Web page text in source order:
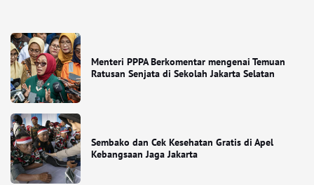
Menteri PPPA Berkomentar mengenai Temuan
Ratusan Senjata di Sekolah Jakarta Selatan
Sembako dan Cek Kesehatan Gratis di Apel
Kebangsaan Jaga Jakarta